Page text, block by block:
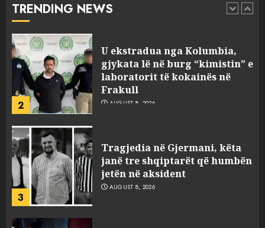
TRENDING NEWS
2 AUGUST 8, 2026
3
Tragjedia në Gjermani, këta
janë tre shqiptarët që humbën
jetën në aksident
AUGUST 8, 2026
4
U kapën me pistoleta dhe
silenciator në Sarandë, jepet
masa e sigurisë për 5 të rinjtë
AUGUST 8, 2026